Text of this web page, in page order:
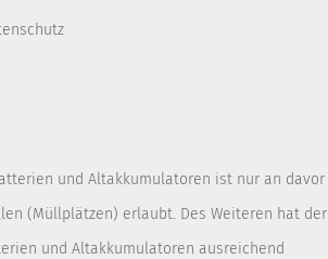
und Altakkumulatoren ist nur an davor
(Müllplätzen) erlaubt. Des Weiteren hat der
und Altakkumulatoren ausreichend